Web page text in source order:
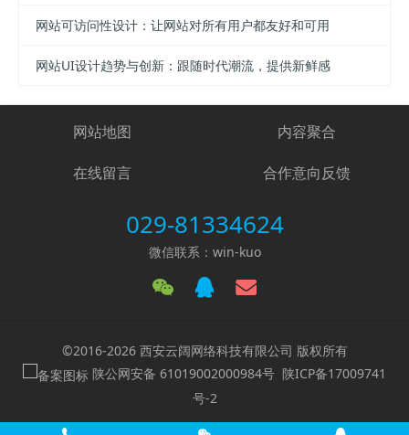
网站可访问性设计：让网站对所有用户都友好和可用
网站UI设计趋势与创新：跟随时代潮流，提供新鲜感
网站地图 内容聚合
在线留言 合作意向反馈
029-81334624
微信联系：win-kuo
©2016-2026 西安云阔网络科技有限公司 版权所有
陕公网安备 61019002000984号 陕ICP备17009741
号-2